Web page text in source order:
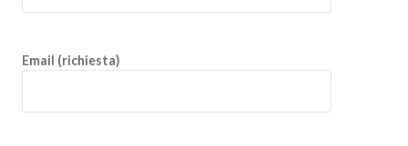
Email (richiesta)